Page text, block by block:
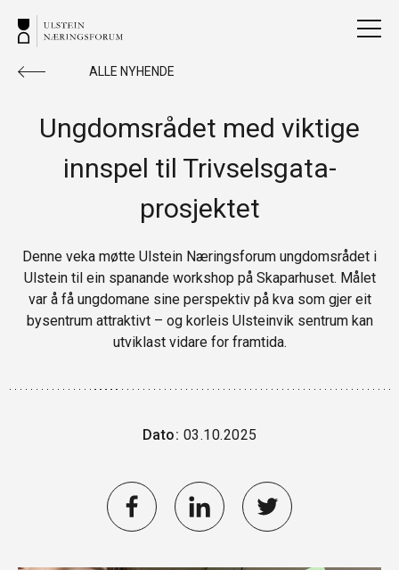
ALLE NYHENDE
Ungdomsrådet med viktige
innspel til Trivselsgata-
prosjektet
Denne veka møtte Ulstein Næringsforum ungdomsrådet i
Ulstein til ein spanande workshop på Skaparhuset. Målet
var å få ungdomane sine perspektiv på kva som gjer eit
bysentrum attraktivt – og korleis Ulsteinvik sentrum kan
utviklast vidare for framtida.
Dato: 03.10.2025